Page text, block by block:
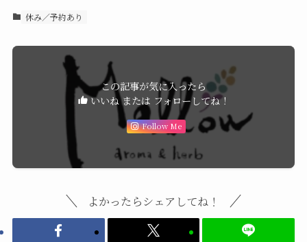
休み／予約あり
この記事が気に入ったら
いいね または フォローしてね！
Follow Me
よかったらシェアしてね！